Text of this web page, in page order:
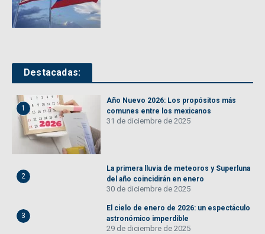
Destacadas:
1
Año Nuevo 2026: Los propósitos más
comunes entre los mexicanos
31 de diciembre de 2025
2
La primera lluvia de meteoros y Superluna
del año coincidirán en enero
30 de diciembre de 2025
3
El cielo de enero de 2026: un espectáculo
astronómico imperdible
29 de diciembre de 2025